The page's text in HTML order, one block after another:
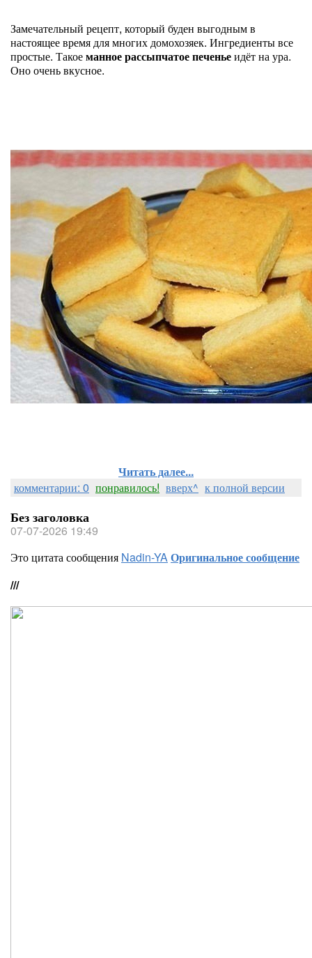
Замечательный рецепт, который буден выгодным в
настоящее время для многих домохозяек. Ингредиенты все
простые. Такоеманное рассыпчатое печеньеидёт на ура.
Оно очень вкусное.
Читать далее...
комментарии: 0 понравилось! вверх^ к полной версии
Без заголовка
07-07-2026 19:49
Это цитата сообщения Nadin-YAОригинальное сообщение
///